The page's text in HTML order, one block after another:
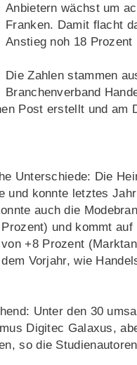
Anbietern wächst um
Franken. Damit flacht
Anstieg noh 18 Prozent
Die Zahlen stammen
Branchenverband
Post erstellt und am
Unterschiede: Die
konnte letztes
auch die
und kommt
+8 Prozent
Vorjahr, wie
Unter den 30
Digitec Galaxus,
so die